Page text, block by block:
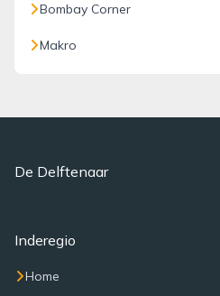
Bombay Corner
Makro
De Delftenaar
Inderegio
Home